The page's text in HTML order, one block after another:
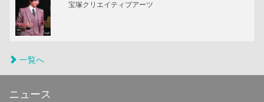
宝塚クリエイティブアーツ
一覧へ
ニュース